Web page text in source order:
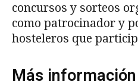
concursos y sorteos
como patrocinador y
hosteleros que
Más información